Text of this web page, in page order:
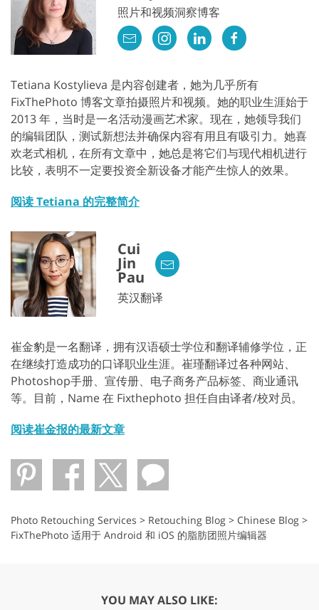
照片和视频洞察博客
Tetiana Kostylieva 是内容创建者，她为几乎所有
FixThePhoto 博客文章拍摄照片和视频。她的职业生涯始于
2013 年，当时是一名活动漫画艺术家。现在，她领导我们
的编辑团队，测试新想法并确保内容有用且有吸引力。她喜
欢老式相机，在所有文章中，她总是将它们与现代相机进行
比较，表明不一定要投资全新设备才能产生惊人的效果。
阅读 Tetiana 的完整简介
Cui
Jin
Pau
英汉翻译
崔金豹是一名翻译，拥有汉语硕士学位和翻译辅修学位，正
在继续打造成功的口译职业生涯。崔瑾翻译过各种网站、
Photoshop手册、宣传册、电子商务产品标签、商业通讯
等。目前，Name 在 Fixthephoto 担任自由译者/校对员。
阅读崔金报的最新文章
Photo Retouching Services > Retouching Blog > Chinese Blog >
FixThePhoto 适用于 Android 和 iOS 的脂肪团照片编辑器
YOU MAY ALSO LIKE: